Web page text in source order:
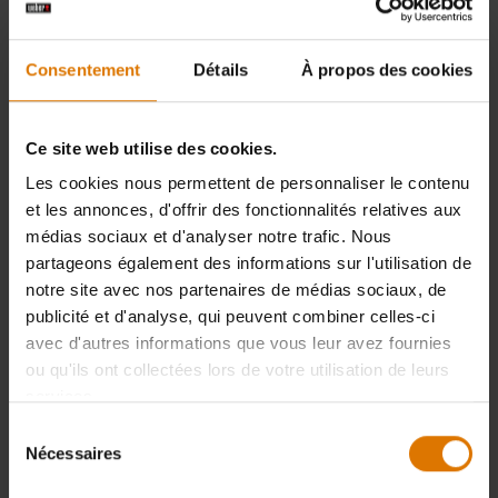
Consentement Détails À propos des cookies
Ce site web utilise des cookies.
Les cookies nous permettent de personnaliser le contenu
et les annonces, d'offrir des fonctionnalités relatives aux
médias sociaux et d'analyser notre trafic. Nous
partageons également des informations sur l'utilisation de
notre site avec nos partenaires de médias sociaux, de
publicité et d'analyse, qui peuvent combiner celles-ci
avec d'autres informations que vous leur avez fournies
ou qu'ils ont collectées lors de votre utilisation de leurs
Nécessaires
Color Options
Pour barbecues à charbon Ø57 cm
Pour la série Genesis 300 (avec panneau
de commande en face avant, 2011-